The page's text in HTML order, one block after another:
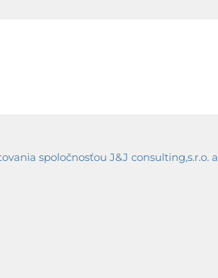
spoločnosťou J&J consulting,s.r.o. a